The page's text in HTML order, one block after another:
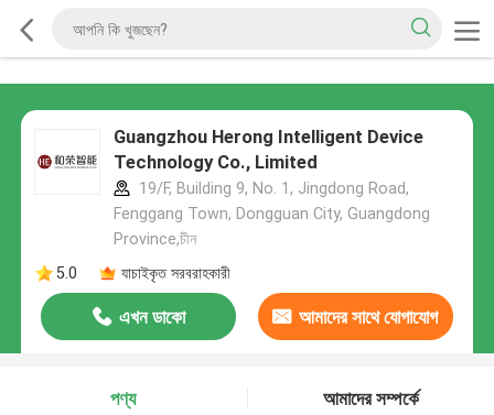
Guangzhou Herong Intelligent Device
Technology Co., Limited
19/F, Building 9, No. 1, Jingdong Road,
Fenggang Town, Dongguan City, Guangdong
Province,চীন
5.0
যাচাইকৃত সরবরাহকারী
এখন ডাকো আমাদের সাথে যোগাযোগ
পণ্য
আমাদের সম্পর্কে